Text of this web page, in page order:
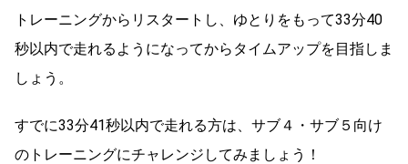
トレーニングからリスタートし、ゆとりをもって33分40
秒以内で走れるようになってからタイムアップを目指しま
しょう。
すでに33分41秒以内で走れる方は、サブ４・サブ５向け
のトレーニングにチャレンジしてみましょう！